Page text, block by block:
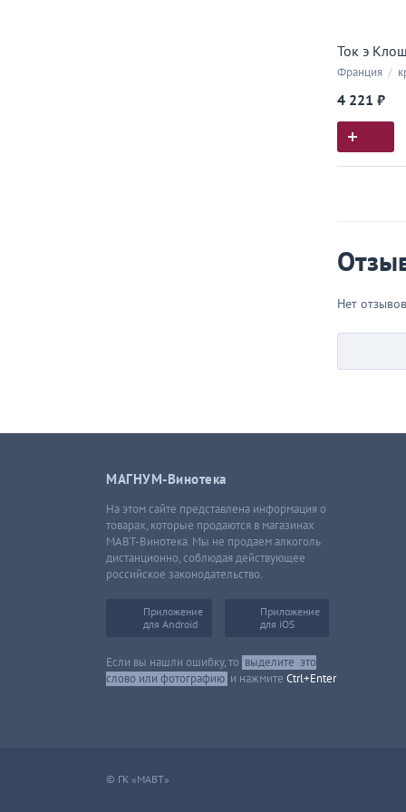
Ток э
Франция /
4 221 ₽
Нет отзывов
МАГНУМ-Винотека
На этом сайте представлена информация о
товарах, которые продаются в магазинах
МАВТ-Винотека. Мы не продаем алкоголь
дистанционно, соблюдая действующее
российское законодательство.
Приложение
для Android
Приложение
для iOS
Если вы нашли ошибку, то выделите это
слово или фотографию и нажмите Ctrl+Enter
© ГК «МАВТ»